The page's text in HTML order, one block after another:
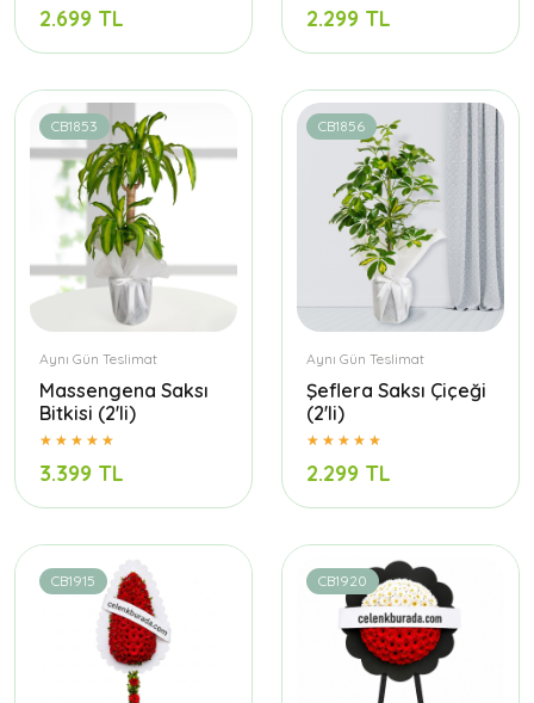
2.699 TL 2.299 TL
CB1853
Aynı Gün Teslimat
Massengena Saksı
Bitkisi (2'li)
3.399 TL
CB1856
Aynı Gün Teslimat
Şeflera Saksı Çiçeği
(2'li)
2.299 TL
CB1915 CB1920